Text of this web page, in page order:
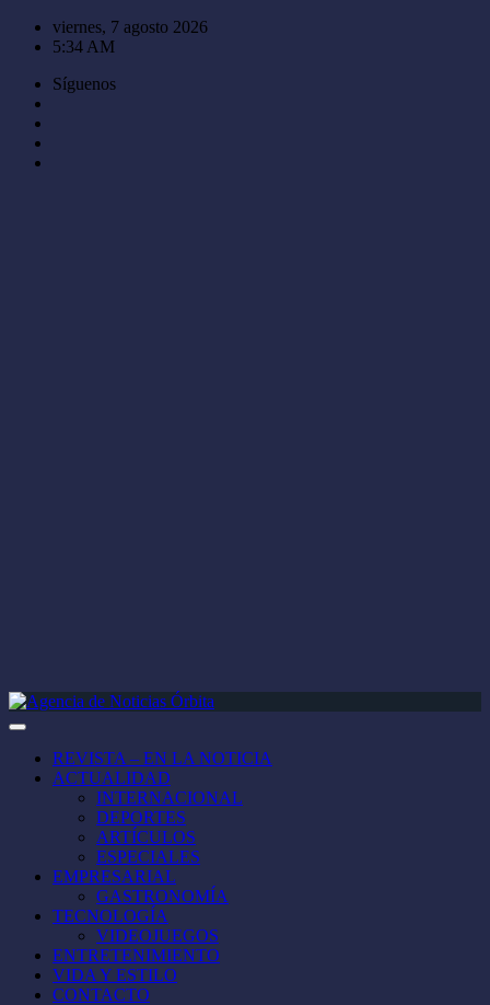
Saltar
viernes, 7 agosto 2026
5:34 AM
Síguenos
REVISTA – EN LA NOTICIA
ACTUALIDAD
INTERNACIONAL
DEPORTES
ARTÍCULOS
ESPECIALES
EMPRESARIAL
GASTRONOMÍA
TECNOLOGÍA
VIDEOJUEGOS
ENTRETENIMIENTO
VIDA Y ESTILO
CONTACTO